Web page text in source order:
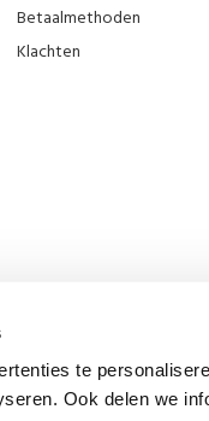
te
Ook delen we
Betaalmethoden
Klachten